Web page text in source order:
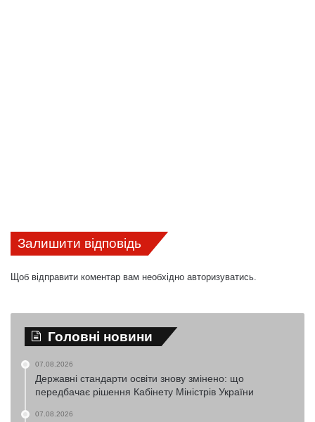
Залишити відповідь
Щоб відправити коментар вам необхідно авторизуватись.
Головні новини
07.08.2026
Державні стандарти освіти знову змінено: що
передбачає рішення Кабінету Міністрів України
07.08.2026